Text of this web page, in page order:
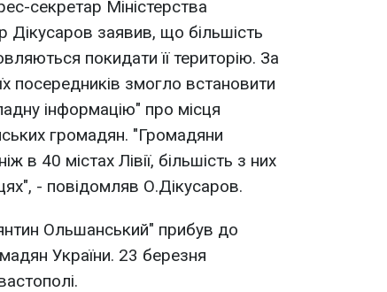
секретар Міністерства
заявив, що більшість
покидати її територію. За
посередників змогло встановити
інформацію" про місця
громадян. "Громадяни
в 40 містах Лівії, більшість з них
- повідомляв О.Дікусаров.
Ольшанський" прибув до
України. 23 березня